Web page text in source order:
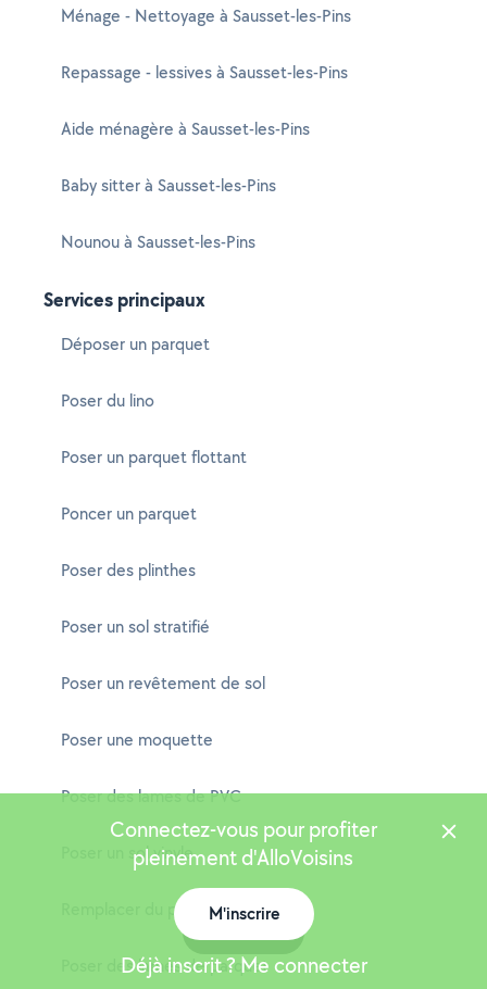
Ménage - Nettoyage à Sausset-les-Pins
Repassage - lessives à Sausset-les-Pins
Aide ménagère à Sausset-les-Pins
Baby sitter à Sausset-les-Pins
Nounou à Sausset-les-Pins
Services principaux
Déposer un parquet
Poser du lino
Poser un parquet flottant
Poncer un parquet
Poser des plinthes
Poser un sol stratifié
Poser un revêtement de sol
Poser une moquette
Poser des lames de PVC
Poser un sol vinyle
Remplacer du parquet
Poser des lames de parquet
Connectez-vous pour profiter
pleinement d'AlloVoisins
M'inscrire
Déjà inscrit ? Me connecter